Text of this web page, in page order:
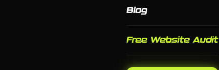
Blog
Free Website Audit